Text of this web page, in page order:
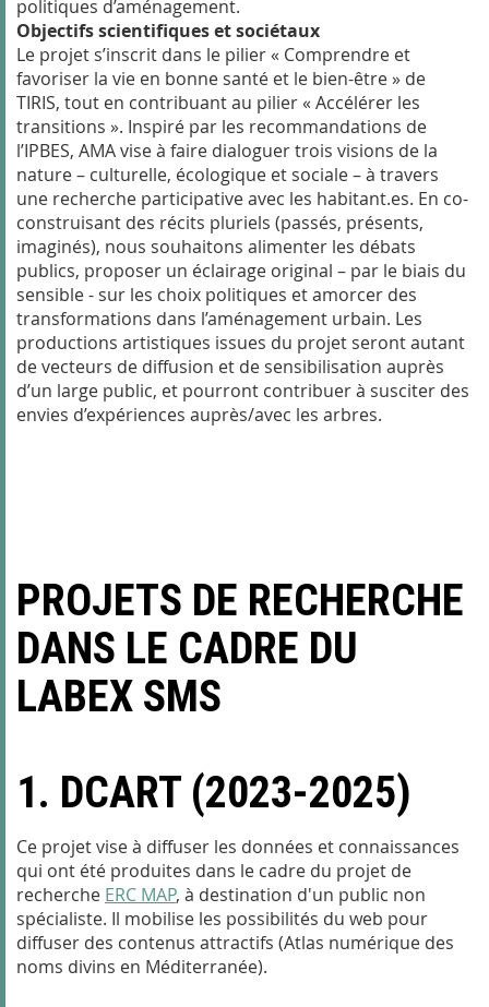
politiques d’aménagement.
Objectifs scientifiques et sociétaux
Le projet s’inscrit dans le pilier « Comprendre et
favoriser la vie en bonne santé et le bien-être » de
TIRIS, tout en contribuant au pilier « Accélérer les
transitions ». Inspiré par les recommandations de
l’IPBES, AMA vise à faire dialoguer trois visions de la
nature – culturelle, écologique et sociale – à travers
une recherche participative avec les habitant.es. En co-
construisant des récits pluriels (passés, présents,
imaginés), nous souhaitons alimenter les débats
publics, proposer un éclairage original – par le biais du
sensible - sur les choix politiques et amorcer des
transformations dans l’aménagement urbain. Les
productions artistiques issues du projet seront autant
de vecteurs de diffusion et de sensibilisation auprès
d’un large public, et pourront contribuer à susciter des
envies d’expériences auprès/avec les arbres.
PROJETS DE RECHERCHE
DANS LE CADRE DU
LABEX SMS
1. DCART (2023-2025)
Ce projet vise à diffuser les données et connaissances
qui ont été produites dans le cadre du projet de
recherche ERC MAP, à destination d'un public non
spécialiste. Il mobilise les possibilités du web pour
diffuser des contenus attractifs (Atlas numérique des
noms divins en Méditerranée).